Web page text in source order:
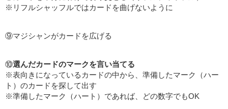
※リフルシャッフルではカードを曲げないように
⑨マジシャンがカードを広げる
⑩選んだカードのマークを言い当てる
※表向きになっているカードの中から、準備したマーク（ハー
ト）のカードを探して出す
※準備したマーク（ハート）であれば、どの数字でもOK